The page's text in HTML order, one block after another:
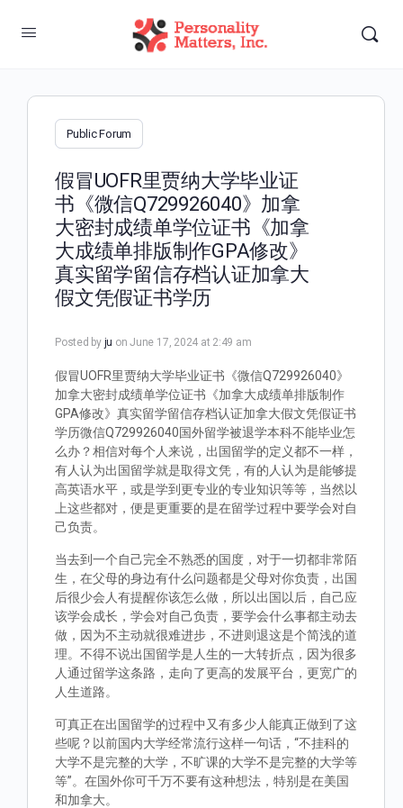
Public Forum
假冒UOFR里贾纳大学毕业证
书《微信Q729926040》加拿
大密封成绩单学位证书《加拿
大成绩单排版制作GPA修改》
真实留学留信存档认证加拿大
假文凭假证书学历
Posted by ju on June 17, 2024 at 2:49 am
假冒UOFR里贾纳大学毕业证书《微信Q729926040》
加拿大密封成绩单学位证书《加拿大成绩单排版制作
GPA修改》真实留学留信存档认证加拿大假文凭假证书
学历微信Q729926040国外留学被退学本科不能毕业怎
么办？相信对每个人来说，出国留学的定义都不一样，
有人认为出国留学就是取得文凭，有的人认为是能够提
高英语水平，或是学到更专业的专业知识等等，当然以
上这些都对，便是更重要的是在留学过程中要学会对自
己负责。
当去到一个自己完全不熟悉的国度，对于一切都非常陌
生，在父母的身边有什么问题都是父母对你负责，出国
后很少会人有提醒你该怎么做，所以出国以后，自己应
该学会成长，学会对自己负责，要学会什么事都主动去
做，因为不主动就很难进步，不进则退这是个简浅的道
理。不得不说出国留学是人生的一大转折点，因为很多
人通过留学这条路，走向了更高的发展平台，更宽广的
人生道路。
可真正在出国留学的过程中又有多少人能真正做到了这
些呢？以前国内大学经常流行这样一句话，“不挂科的
大学不是完整的大学，不旷课的大学不是完整的大学等
等”。在国外你可千万不要有这种想法，特别是在美国
和加拿大。